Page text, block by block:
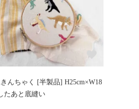
んちゃく [半製品] H25cm×W18
たあと底縫い